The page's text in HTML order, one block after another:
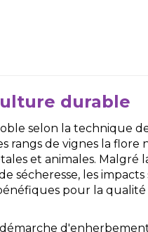
durable
selon la technique
rangs de vignes la flore
et animales. Malgré
sécheresse, les
pour la qualité